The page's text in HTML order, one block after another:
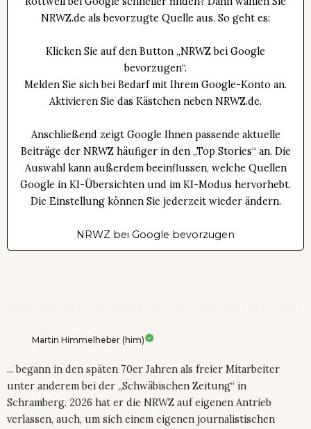
NRWZ.de als bevorzugte Quelle aus. So geht es:
Klicken Sie auf den Button „NRWZ bei Google
bevorzugen“.
Melden Sie sich bei Bedarf mit Ihrem Google-Konto an.
Aktivieren Sie das Kästchen neben NRWZ.de.
Anschließend zeigt Google Ihnen passende aktuelle
Beiträge der NRWZ häufiger in den „Top Stories“ an. Die
Auswahl kann außerdem beeinflussen, welche Quellen
Google in KI-Übersichten und im KI-Modus hervorhebt.
Die Einstellung können Sie jederzeit wieder ändern.
NRWZ bei Google bevorzugen
Martin Himmelheber (him)
... begann in den späten 70er Jahren als freier Mitarbeiter
unter anderem bei der „Schwäbischen Zeitung“ in
Schramberg. 2026 hat er die NRWZ auf eigenen Antrieb
verlassen, auch, um sich einem eigenen journalistischen